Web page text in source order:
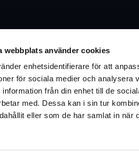
webbplats använder cookies
enhetsidentifierare för att
för sociala medier och analysera
information från din enhet till de
med. Dessa kan i sin tur
eller som de har samlat in när